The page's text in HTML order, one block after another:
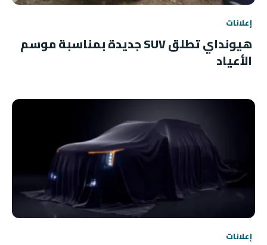
إعلانات
هيونداي تطلق SUV جديدة بمناسبة موسم
الأعياد
إعلانات